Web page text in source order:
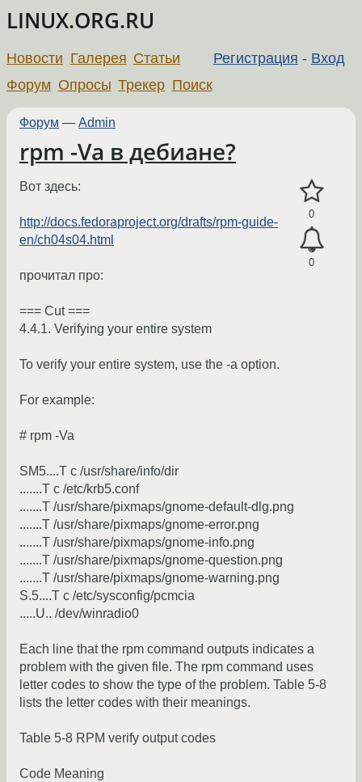
LINUX.ORG.RU
Регистрация - Вход
Новости Галерея Статьи
Форум Опросы Трекер Поиск
Форум — Admin
rpm -Va в дебиане?
0
0
Вот здесь:
http://docs.fedoraproject.org/drafts/rpm-guide-
en/ch04s04.html
прочитал про:
=== Cut ===
4.4.1. Verifying your entire system
To verify your entire system, use the -a option.
For example:
# rpm -Va
SM5....T c /usr/share/info/dir
.......T c /etc/krb5.conf
.......T /usr/share/pixmaps/gnome-default-dlg.png
.......T /usr/share/pixmaps/gnome-error.png
.......T /usr/share/pixmaps/gnome-info.png
.......T /usr/share/pixmaps/gnome-question.png
.......T /usr/share/pixmaps/gnome-warning.png
S.5....T c /etc/sysconfig/pcmcia
.....U.. /dev/winradio0
Each line that the rpm command outputs indicates a
problem with the given file. The rpm command uses
letter codes to show the type of the problem. Table 5-8
lists the letter codes with their meanings.
Table 5-8 RPM verify output codes
Code Meaning